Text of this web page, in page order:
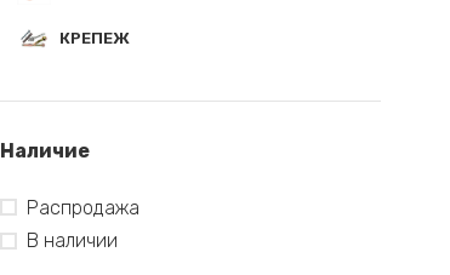
КРЕПЕЖ
Наличие
Распродажа
В наличии